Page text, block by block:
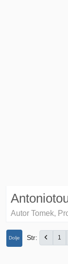
Autor Tomek,
Dolje Str 1